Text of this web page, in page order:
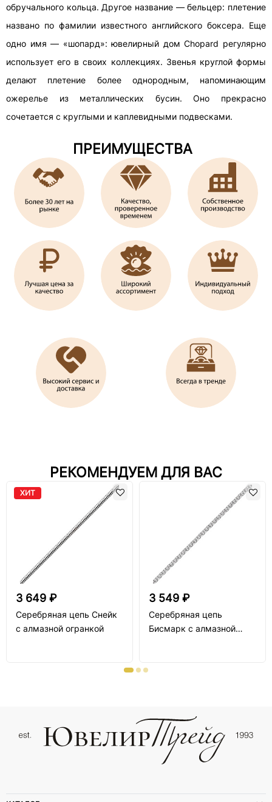
обручального кольца. Другое название — бельцер: плетение
названо по фамилии известного английского боксера. Еще
одно имя — «шопард»: ювелирный дом Chopard регулярно
использует его в своих коллекциях. Звенья круглой формы
делают плетение более однородным, напоминающим
ожерелье из металлических бусин. Оно прекрасно
сочетается с круглыми и каплевидными подвесками.
ПРЕИМУЩЕСТВА
РЕКОМЕНДУЕМ ДЛЯ ВАС
ХИТ
3 649 ₽
Серебряная цепь Снейк
с алмазной огранкой
3 549 ₽
Серебряная цепь
Бисмарк с алмазной